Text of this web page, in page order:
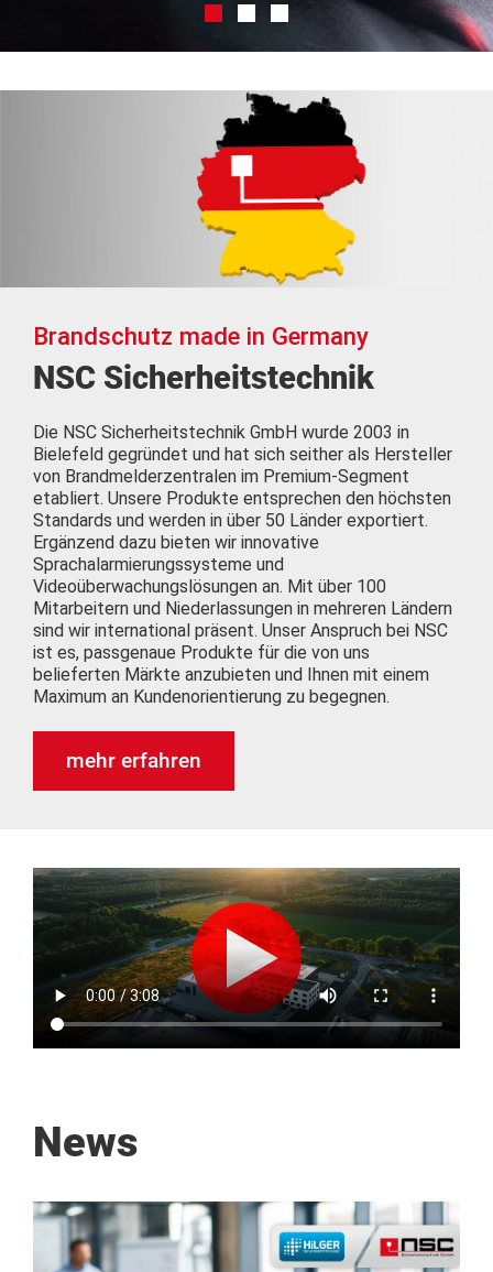
Brandschutz made in Germany
NSC Sicherheitstechnik
Die NSC Sicherheitstechnik GmbH wurde 2003 in
Bielefeld gegründet und hat sich seither als Hersteller
von Brandmelderzentralen im Premium-Segment
etabliert. Unsere Produkte entsprechen den höchsten
Standards und werden in über 50 Länder exportiert.
Ergänzend dazu bieten wir innovative
Sprachalarmierungssysteme und
Videoüberwachungslösungen an. Mit über 100
Mitarbeitern und Niederlassungen in mehreren Ländern
sind wir international präsent. Unser Anspruch bei NSC
ist es, passgenaue Produkte für die von uns
belieferten Märkte anzubieten und Ihnen mit einem
Maximum an Kundenorientierung zu begegnen.
mehr erfahren
News